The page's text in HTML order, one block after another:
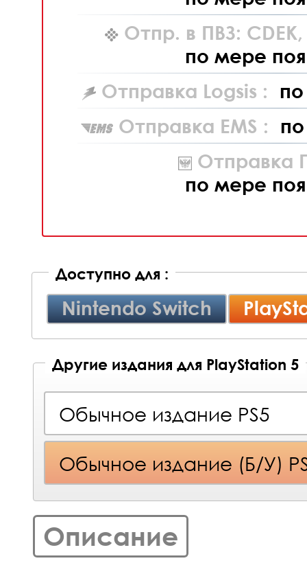
Отпр. в ПВЗ: CDEK,
по мере
Отправка Logsis :
Отправка EMS :
Отправка
по мере
Доступно для :
Nintendo Switch
Другие издания для PlayStation 5
Обычное издание PS5
Обычное издание (Б/У)
Описание